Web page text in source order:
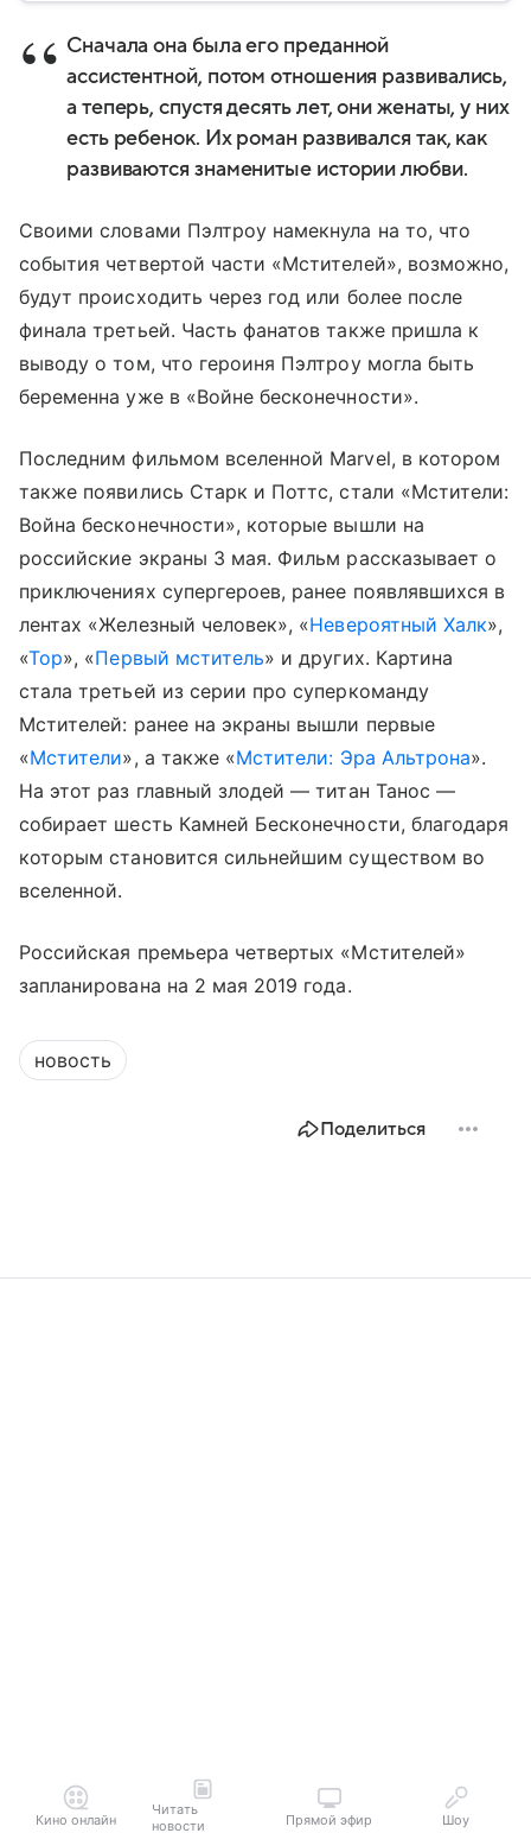
Сначала она была его преданной
ассистентной, потом отношения развивались,
а теперь, спустя десять лет, они женаты, у них
есть ребенок. Их роман развивался так, как
развиваются знаменитые истории любви.
Своими словами Пэлтроу намекнула на то, что
события четвертой части «Мстителей», возможно,
будут происходить через год или более после
финала третьей. Часть фанатов также пришла к
выводу о том, что героиня Пэлтроу могла быть
беременна уже в «Войне бесконечности».
Последним фильмом вселенной Marvel, в котором
также появились Старк и Поттс, стали «Мстители:
Война бесконечности», которые вышли на
российские экраны 3 мая. Фильм рассказывает о
приключениях супергероев, ранее появлявшихся в
лентах «Железный человек», «Невероятный Халк»,
«Тор», «Первый мститель» и других. Картина
стала третьей из серии про суперкоманду
Мстителей: ранее на экраны вышли первые
«Мстители», а также «Мстители: Эра Альтрона».
На этот раз главный злодей — титан Танос —
собирает шесть Камней Бесконечности, благодаря
которым становится сильнейшим существом во
вселенной.
Российская премьера четвертых «Мстителей»
запланирована на 2 мая 2019 года.
новость
Поделиться
Кино онлайн
Читать
новости
Прямой эфир Шоу